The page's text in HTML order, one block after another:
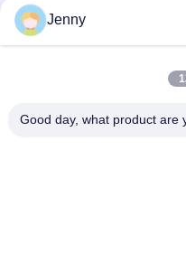
résidentiel / commercial
Carreaux de porcelaine
polie à faible absorption
corps entier Matte Finition
Jenny
Good day, what product are